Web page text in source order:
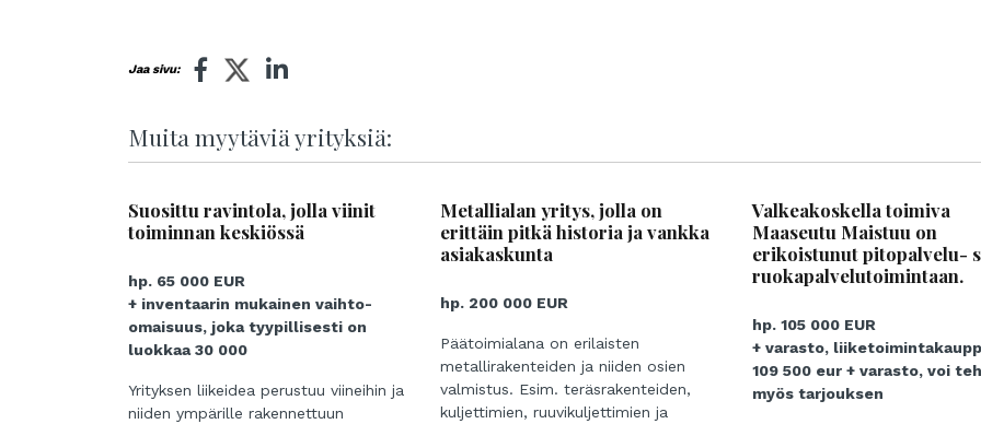
Jaa sivu:
Muita myytäviä yrityksiä:
Suosittu ravintola, jolla viinit
toiminnan keskiössä
hp. 65 000 EUR
+ inventaarin mukainen vaihto-
omaisuus, joka tyypillisesti on
luokkaa 30 000
Yrityksen liikeidea perustuu viineihin ja
niiden ympärille rakennettuun
Metallialan yritys, jolla on
erittäin pitkä historia ja vankka
asiakaskunta
hp. 200 000 EUR
Päätoimialana on erilaisten
metallirakenteiden ja niiden osien
valmistus. Esim. teräsrakenteiden,
kuljettimien, ruuvikuljettimien ja
Valkeakoskella toimiva
Maaseutu Maistuu on
erikoistunut pitopalvelu-
ruokapalvelutoimintaan.
hp. 105 000 EUR
+ varasto,
109 500 eur + varasto, voi
myös tarjouksen